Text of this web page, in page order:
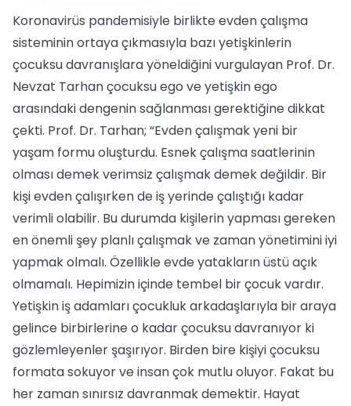
Koronavirüs pandemisiyle birlikte evden çalışma
sisteminin ortaya çıkmasıyla bazı yetişkinlerin
çocuksu davranışlara yöneldiğini vurgulayan Prof. Dr.
Nevzat Tarhan çocuksu ego ve yetişkin ego
arasındaki dengenin sağlanması gerektiğine dikkat
çekti. Prof. Dr. Tarhan; “Evden çalışmak yeni bir
yaşam formu oluşturdu. Esnek çalışma saatlerinin
olması demek verimsiz çalışmak demek değildir. Bir
kişi evden çalışırken de iş yerinde çalıştığı kadar
verimli olabilir. Bu durumda kişilerin yapması gereken
en önemli şey planlı çalışmak ve zaman yönetimini iyi
yapmak olmalı. Özellikle evde yatakların üstü açık
olmamalı. Hepimizin içinde tembel bir çocuk vardır.
Yetişkin iş adamları çocukluk arkadaşlarıyla bir araya
gelince birbirlerine o kadar çocuksu davranıyor ki
gözlemleyenler şaşırıyor. Birden bire kişiyi çocuksu
formata sokuyor ve insan çok mutlu oluyor. Fakat bu
her zaman sınırsız davranmak demektir. Hayat